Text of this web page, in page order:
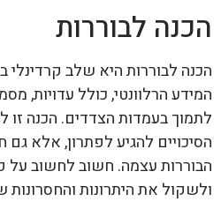
הכנה לבוררות
הכנה לבוררות היא שלב
המידע הרלוונטי, כולל עדויות,
לתמוך בעמדות הצדדים. הכנה
הסיכויים להגיע לפתרון, אלא גם
הבוררות עצמה. חשוב לחשוב על
ולשקול את היתרונות